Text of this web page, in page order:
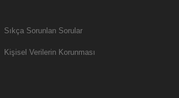
Sıkça Sorunlan Sorular
Kişisel Verilerin Korunması